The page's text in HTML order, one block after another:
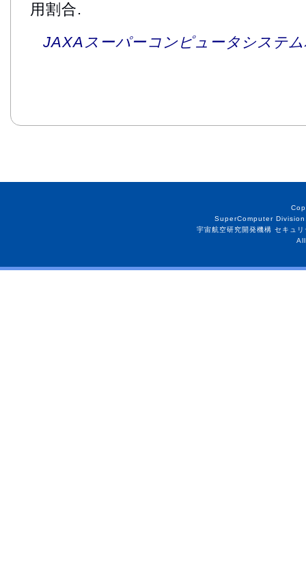
用割合.
JAXAスーパーコンピュータシステ
SuperComputer
宇宙航空研究開発機構 セキュ